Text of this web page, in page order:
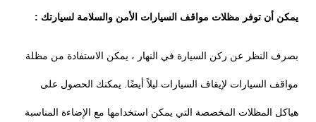
يمكن أن توفر مظلات مواقف السيارات الأمن والسلامة لسيارتك :
بصرف النظر عن ركن السيارة في النهار ، يمكن الاستفادة من مظلة
مواقف السيارات لإيقاف السيارات ليلاً أيضًا. يمكنك الحصول على
هياكل المظلات المخصصة التي يمكن استخدامها مع الإضاءة المناسبة